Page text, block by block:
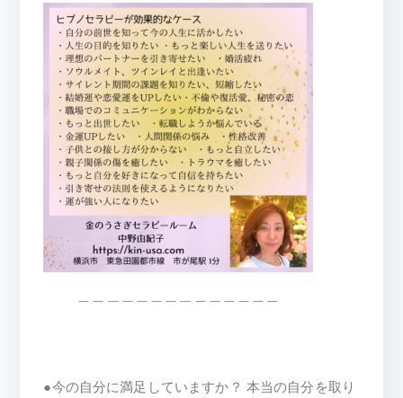
●今の自分に満足していますか？ 本当の自分を取り